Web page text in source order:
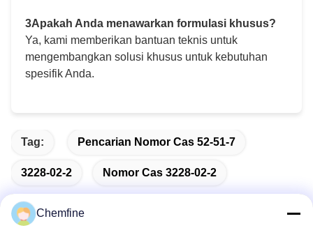
3Apakah Anda menawarkan formulasi khusus?
Ya, kami memberikan bantuan teknis untuk
mengembangkan solusi khusus untuk kebutuhan
spesifik Anda.
Tag: Pencarian Nomor Cas 52-51-7
3228-02-2 Nomor Cas 3228-02-2
Chemfine